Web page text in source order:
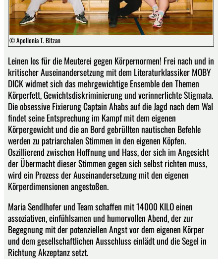
© Apollonia T. Bitzan
Leinen los für die Meuterei gegen Körpernormen! Frei nach und in
kritischer Auseinandersetzung mit dem Literaturklassiker MOBY
DICK widmet sich das mehrgewichtige Ensemble den Themen
Körperfett, Gewichtsdiskriminierung und verinnerlichte Stigmata.
Die obsessive Fixierung Captain Ahabs auf die Jagd nach dem Wal
findet seine Entsprechung im Kampf mit dem eigenen
Körpergewicht und die an Bord gebrüllten nautischen Befehle
werden zu patriarchalen Stimmen in den eigenen Köpfen.
Oszillierend zwischen Hoffnung und Hass, der sich im Angesicht
der Übermacht dieser Stimmen gegen sich selbst richten muss,
wird ein Prozess der Auseinandersetzung mit den eigenen
Körperdimensionen angestoßen.
Maria Sendlhofer und Team schaffen mit 14000 KILO einen
assoziativen, einfühlsamen und humorvollen Abend, der zur
Begegnung mit der potenziellen Angst vor dem eigenen Körper
und dem gesellschaftlichen Ausschluss einlädt und die Segel in
Richtung Akzeptanz setzt.